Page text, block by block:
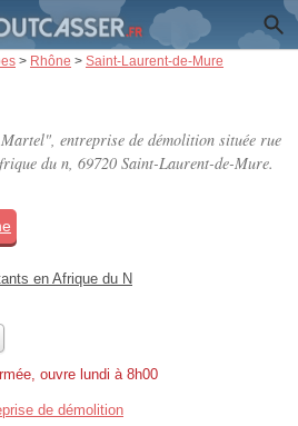
> Rhône > Saint-Laurent-de-Mure
entreprise de démolition située rue
du n, 69720 Saint-Laurent-de-Mure.
en Afrique du N
ouvre lundi à 8h00
de démolition